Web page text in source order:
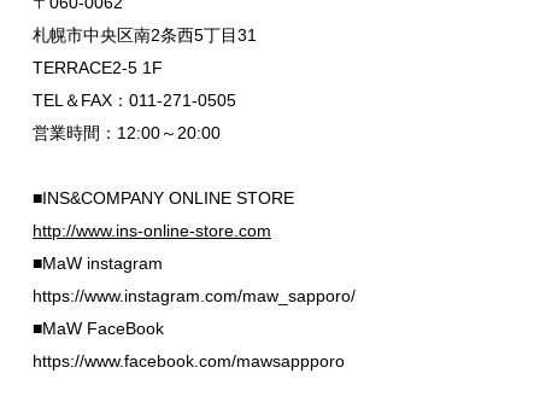
札幌市中央区南2条西5丁目31
TERRACE2-5 1F
TEL＆FAX：011-271-0505
営業時間：12:00～20:00
■INS&COMPANY ONLINE STORE
http://www.ins-online-store.com
■MaW instagram
https://www.instagram.com/maw_sapporo/
■MaW FaceBook
https://www.facebook.com/mawsappporo